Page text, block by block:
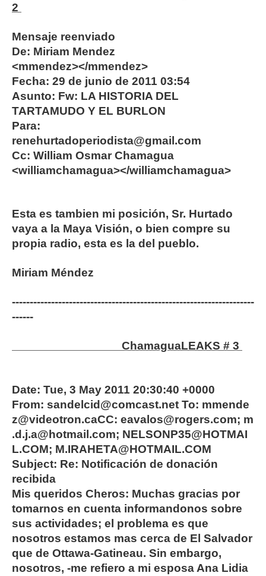
2
Mensaje reenviado
De: Miriam Mendez
<mmendez></mmendez>
Fecha: 29 de junio de 2011 03:54
Asunto: Fw: LA HISTORIA DEL
TARTAMUDO Y EL BURLON
Para:
renehurtadoperiodista@gmail.com
Cc: William Osmar Chamagua
<williamchamagua></williamchamagua>
Esta es tambien mi posición, Sr. Hurtado
vaya a la Maya Visión, o bien compre su
propia radio, esta es la del pueblo.
Miriam Méndez
--------------------------------------------------------------------
------
ChamaguaLEAKS # 3
Date: Tue, 3 May 2011 20:30:40 +0000
From: sandelcid@comcast.net To: mmende
z@videotron.caCC: eavalos@rogers.com; m
.d.j.a@hotmail.com; NELSONP35@HOTMAI
L.COM; M.IRAHETA@HOTMAIL.COM
Subject: Re: Notificación de donación
recibida
Mis queridos Cheros: Muchas gracias por
tomarnos en cuenta informandonos sobre
sus actividades; el problema es que
nosotros estamos mas cerca de El Salvador
que de Ottawa-Gatineau. Sin embargo,
nosotros, -me refiero a mi esposa Ana Lidia